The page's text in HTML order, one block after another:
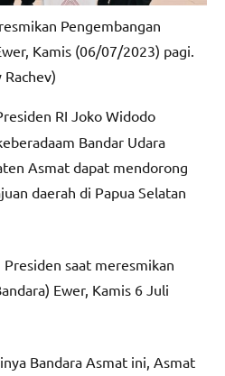
Pengembangan
Kamis (06/07/2023) pagi.
RI Joko Widodo
Bandar Udara
Asmat dapat mendorong
daerah di Papua Selatan
saat meresmikan
Ewer, Kamis 6 Juli
Bandara Asmat ini, Asmat